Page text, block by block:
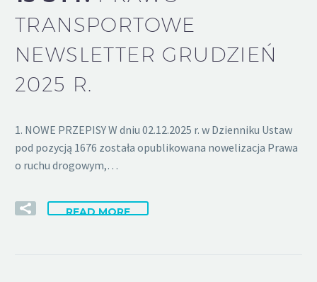
TRANSPORTOWE
NEWSLETTER GRUDZIEŃ
2025 R.
1. NOWE PRZEPISY W dniu 02.12.2025 r. w Dzienniku Ustaw
pod pozycją 1676 została opublikowana nowelizacja Prawa
o ruchu drogowym,…
READ MORE